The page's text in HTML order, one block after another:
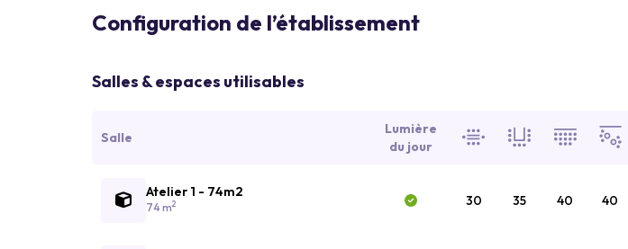
Configuration de l’établissement
Salles & espaces utilisables
Salle
Lumière
du jour
Atelier 1 - 74m2
74 m2 30 35 40 40